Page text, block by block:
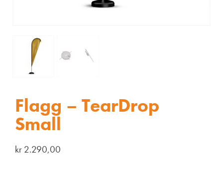
Flagg – TearDrop
Small
kr 2.290,00